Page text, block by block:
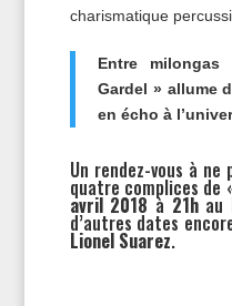
charismatique
Entre
Gardel » allume
en écho à
Un rendez-vous à
quatre complices de
avril 2018 à 21hau
d’autres dates
Lionel Suarez.